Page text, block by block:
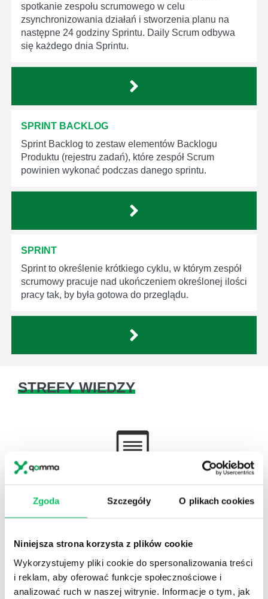
Zgoda Szczegóły O plikach cookies
Niniejsza strona korzysta z plików cookie
Wykorzystujemy pliki cookie do spersonalizowania treści
i reklam, aby oferować funkcje społecznościowe i
analizować ruch w naszej witrynie. Informacje o tym, jak
spotkanie zespołu scrumowego w celu
zsynchronizowania działań i stworzenia planu na
następne 24 godziny Sprintu. Daily Scrum odbywa
się każdego dnia Sprintu.
SPRINT BACKLOG
Sprint Backlog to zestaw elementów Backlogu
Produktu (rejestru zadań), które zespół Scrum
powinien wykonać podczas danego sprintu.
SPRINT
Sprint to określenie krótkiego cyklu, w którym zespół
scrumowy pracuje nad ukończeniem określonej ilości
pracy tak, by była gotowa do przeglądu.
STREFY WIEDZY
Autorskie raporty, wartościowy know-how, pigułki
wiedzy.